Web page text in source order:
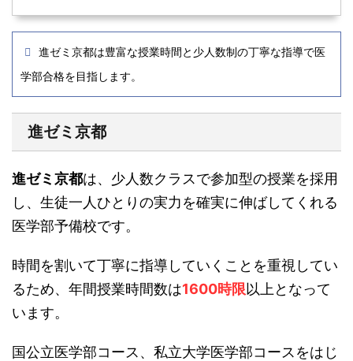
進ゼミ京都は豊富な授業時間と少人数制の丁寧な指導で医
学部合格を目指します。
進ゼミ京都
進ゼミ京都は、少人数クラスで参加型の授業を採用
し、生徒一人ひとりの実力を確実に伸ばしてくれる
医学部予備校です。
時間を割いて丁寧に指導していくことを重視してい
るため、年間授業時間数は1600時限以上となって
います。
国公立医学部コース、私立大学医学部コースをはじ